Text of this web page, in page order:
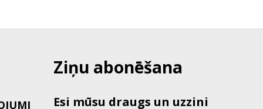
Ziņu abonēšana
Esi mūsu draugs un uzzini